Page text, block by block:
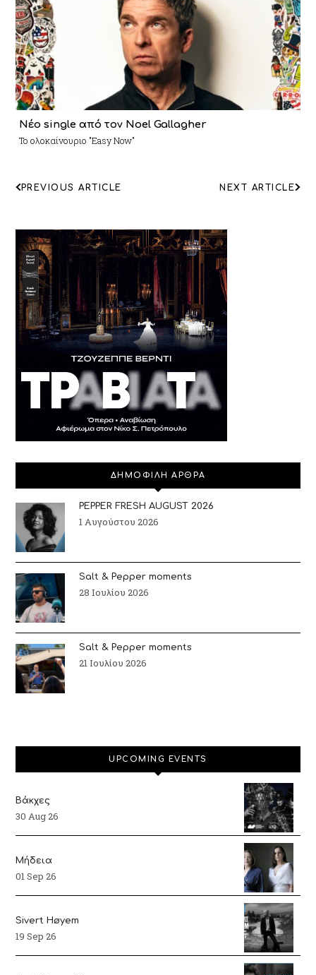
Νέο single από τον Noel Gallagher
Το ολοκαίνουριο "Easy Now"
ΠΛΟΗΓΗΣΗ
NEXT ARTICLE
PREVIOUS ARTICLE
ΔΗΜΟΦΙΛΗ ΑΡΘΡΑ
PEPPER FRESH AUGUST 2026
1 Αυγούστου 2026
Salt & Pepper moments
28 Ιουλίου 2026
Salt & Pepper moments
21 Ιουλίου 2026
UPCOMING EVENTS
Βάκχες
30 Aug 26
Μήδεια
01 Sep 26
Sivert Høyem
19 Sep 26